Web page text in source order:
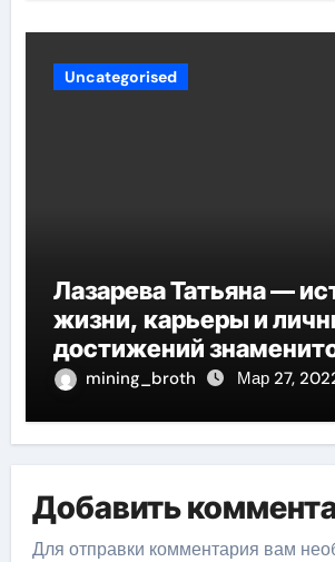
Uncategorised
Лазарева Татьяна —
жизни, карьеры и
достижений
актрисы, восходящей
mining_broth Мар 27,
Добавить
Для отправки комментария вам